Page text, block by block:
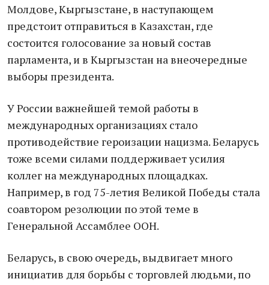
Молдове, Кыргызстане, в наступающем
предстоит отправиться в Казахстан, где
состоится голосование за новый состав
парламента, и в Кыргызстан на внеочередные
выборы президента.
У России важнейшей темой работы в
международных организациях стало
противодействие героизации нацизма. Беларусь
тоже всеми силами поддерживает усилия
коллег на международных площадках.
Например, в год 75-летия Великой Победы стала
соавтором резолюции по этой теме в
Генеральной Ассамблее ООН.
Беларусь, в свою очередь, выдвигает много
инициатив для борьбы с торговлей людьми, по